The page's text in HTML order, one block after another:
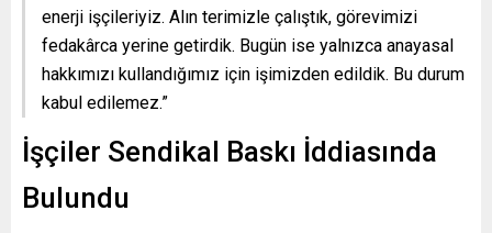
enerji işçileriyiz. Alın terimizle çalıştık, görevimizi
fedakârca yerine getirdik. Bugün ise yalnızca anayasal
hakkımızı kullandığımız için işimizden edildik. Bu durum
kabul edilemez.”
İşçiler Sendikal Baskı İddiasında
Bulundu